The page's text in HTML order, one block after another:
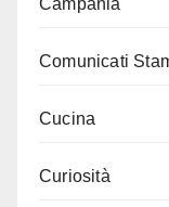
Comunicati
Cucina
Curiosità